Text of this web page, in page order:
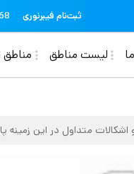
ثبت‌نام فیبرنوری
لیست مناطق
اشکالات متداول در این